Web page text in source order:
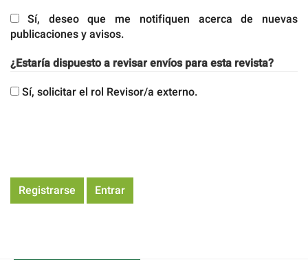
publicaciones y avisos.
¿Estaría dispuesto a revisar envíos para esta revista?
Sí, solicitar el rol Revisor/a externo.
Registrarse Entrar